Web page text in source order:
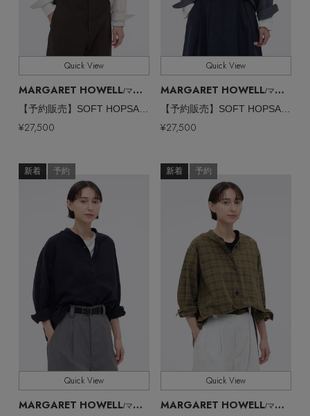
Quick View
MARGARET HOWELL/マーガレット・ハウエル
【予約販売】SOFT HOPSACK SHIRT
¥27,500
Quick View
MARGARET HOWELL/マーガレット・ハウエル
【予約販売】SOFT HOPSACK SHIRT
¥27,500
新着 予約
Quick View
MARGARET HOWELL/マーガレット・ハウエル
新着 予約
Quick View
MARGARET HOWELL/マーガレット・ハウエル